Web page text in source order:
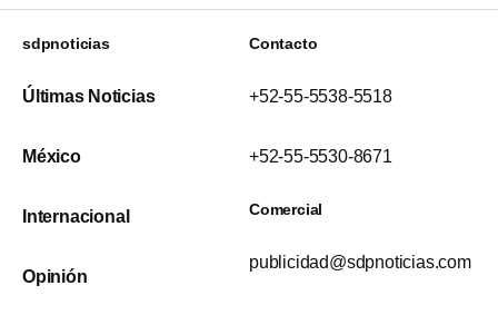
sdpnoticias
Últimas Noticias
México
Internacional
Opinión
Contacto
+52-55-5538-5518
+52-55-5530-8671
Comercial
publicidad@sdpnoticias.com